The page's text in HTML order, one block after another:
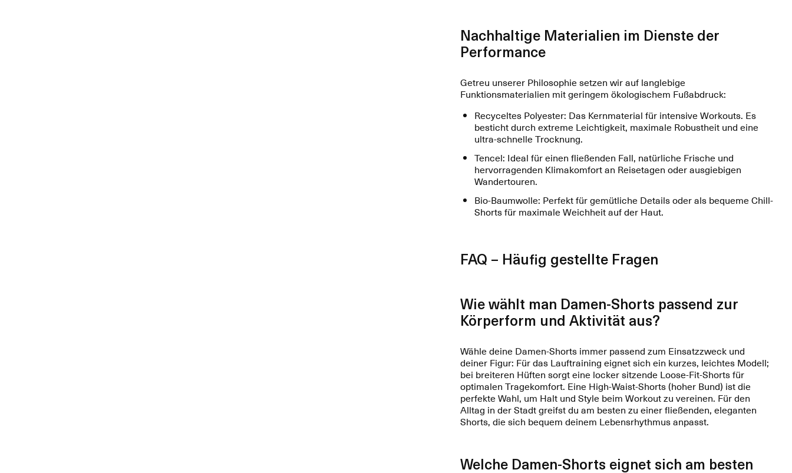
Nachhaltige Materialien im Dienste der
Performance
Getreu unserer Philosophie setzen wir auf langlebige
Funktionsmaterialien mit geringem ökologischem Fußabdruck:
Recyceltes Polyester: Das Kernmaterial für intensive Workouts. Es
besticht durch extreme Leichtigkeit, maximale Robustheit und eine
ultra-schnelle Trocknung.
Tencel: Ideal für einen fließenden Fall, natürliche Frische und
hervorragenden Klimakomfort an Reisetagen oder ausgiebigen
Wandertouren.
Bio-Baumwolle: Perfekt für gemütliche Details oder als bequeme Chill-
Shorts für maximale Weichheit auf der Haut.
FAQ – Häufig gestellte Fragen
Wie wählt man Damen-Shorts passend zur
Körperform und Aktivität aus?
Wähle deine Damen-Shorts immer passend zum Einsatzzweck und
deiner Figur: Für das Lauftraining eignet sich ein kurzes, leichtes Modell;
bei breiteren Hüften sorgt eine locker sitzende Loose-Fit-Shorts für
optimalen Tragekomfort. Eine High-Waist-Shorts (hoher Bund) ist die
perfekte Wahl, um Halt und Style beim Workout zu vereinen. Für den
Alltag in der Stadt greifst du am besten zu einer fließenden, eleganten
Shorts, die sich bequem deinem Lebensrhythmus anpasst.
Welche Damen-Shorts eignet sich am besten